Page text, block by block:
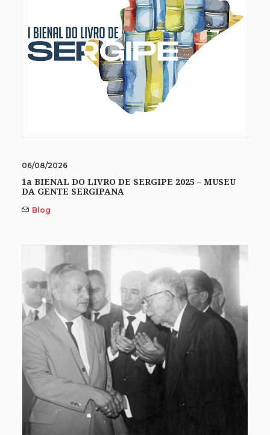
06/08/2026
1a BIENAL DO LIVRO DE SERGIPE 2025 – MUSEU
DA GENTE SERGIPANA
Blog